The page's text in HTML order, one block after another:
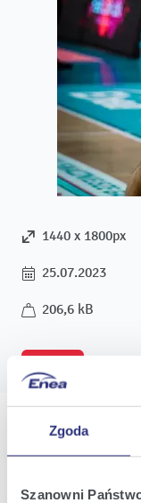
Zgoda
Szanowni
1440 x 1800px
25.07.2023
206,6 kB
Oferta